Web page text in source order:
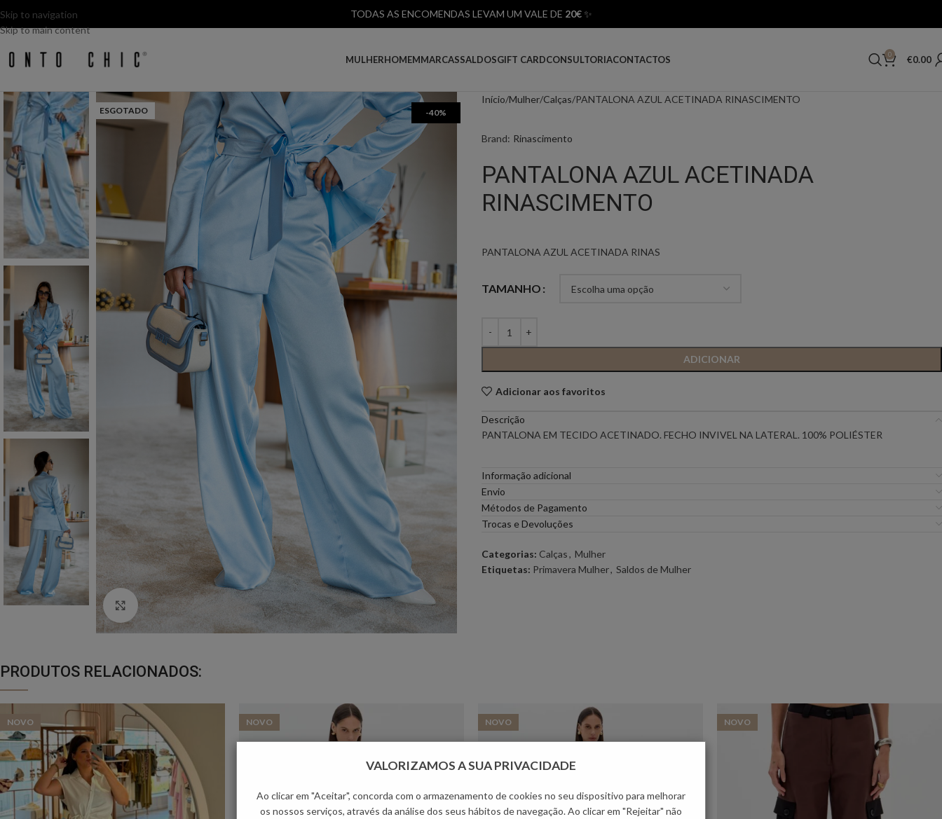
Skip to navigation
Skip to main content
TODAS AS ENCOMENDAS LEVAM UM VALE DE 20€✨
MULHERHOMEMMARCAS
PONTO CHIC COLLECTION –
FERRACHE
GOA GOA ICE PLAY ICEBERG WOMAN IMPERIAL
LOCOLUXO
SALDOSGIFT CARDCONSULTORIACONTACTOS 0 €0.00
ESGOTADO -40%
Click to enlarge
Início Mulher Calças PANTALONA AZUL ACETINADA RINASCIMENTO
Brand: Rinascimento
PANTALONA AZUL ACETINADA
RINASCIMENTO
PANTALONA AZUL ACETINADA RINAS
TAMANHO
ADICIONAR
Adicionar aos favoritos
Descrição
PANTALONA EM TECIDO ACETINADO. FECHO INVIVEL NA LATERAL. 100% POLIÉSTER
Informação adicional
Envio
Métodos de Pagamento
Trocas e Devoluções
Categorias: Calças, Mulher
Etiquetas: Primavera Mulher, Saldos de Mulher
PRODUTOS RELACIONADOS:
NOVO NOVO NOVO NOVO
VALORIZAMOS A SUA PRIVACIDADE
Ao clicar em "Aceitar", concorda com o armazenamento de cookies no seu dispositivo para melhorar
os nossos serviços, através da análise dos seus hábitos de navegação. Ao clicar em "Rejeitar" não